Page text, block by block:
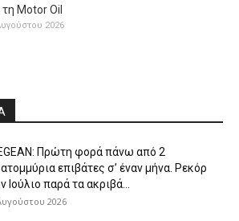
τη Μotor Oil
2026
Πρώτη φορά πάνω από 2
επιβάτες σ’ έναν μήνα. Ρεκόρ
Ιούλιο παρά τα ακριβά...
2026